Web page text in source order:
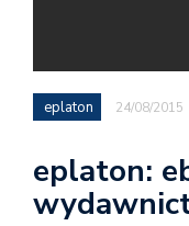
eplaton 24/08/2015
eplaton: